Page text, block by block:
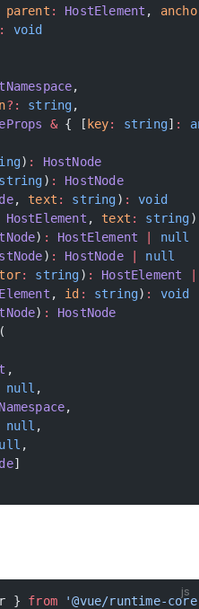
parent : HostElement ,
:
void
,
?: string,
& { [ key: string] :
) :
HostNode
) :
HostNode
, text : string) :
void
HostElement , text : string)
) : HostElement
null
) : HostNode |
null
: string) : HostElement
, id : string) :
void
) :
HostNode
(
,
null ,
,
null ,
,
]
js
} from '@vue/runtime-